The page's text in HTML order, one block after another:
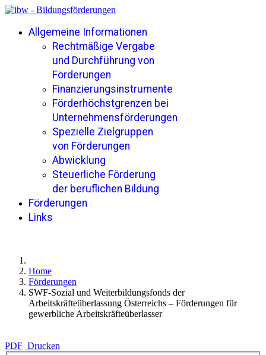
Allgemeine Informationen
Rechtmäßige Vergabe
und Durchführung von
Förderungen
Finanzierungsinstrumente
Förderhöchstgrenzen bei
Unternehmensförderungen
Spezielle Zielgruppen
von Förderungen
Abwicklung
Steuerliche Förderung
der beruflichen Bildung
Förderungen
Links
Home
Förderungen
SWF-Sozial und Weiterbildungsfonds der
Arbeitskräfteüberlassung Österreichs – Förderungen für
gewerbliche Arbeitskräfteüberlasser
PDF Drucken